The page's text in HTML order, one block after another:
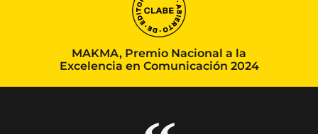
MAKMA, Premio Nacional a la
Excelencia en Comunicación 2024